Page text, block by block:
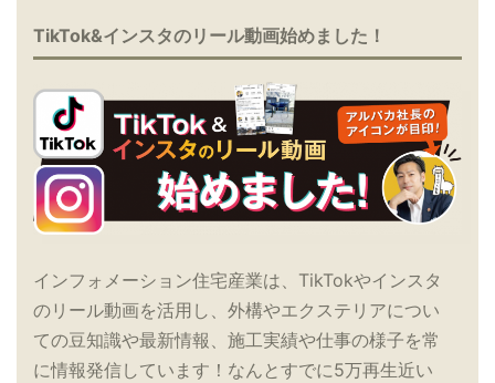
TikTok&インスタのリール動画始めました！
インフォメーション住宅産業は、TikTokやインスタ
のリール動画を活用し、外構やエクステリアについ
ての豆知識や最新情報、施工実績や仕事の様子を常
に情報発信しています！なんとすでに5万再生近い